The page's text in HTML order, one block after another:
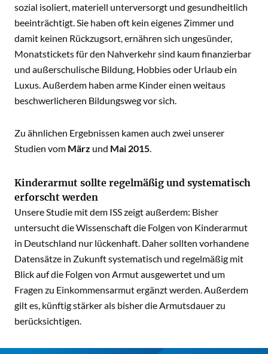
sozial isoliert, materiell unterversorgt und gesundheitlich
beeinträchtigt. Sie haben oft kein eigenes Zimmer und
damit keinen Rückzugsort, ernähren sich ungesünder,
Monatstickets für den Nahverkehr sind kaum finanzierbar
und außerschulische Bildung, Hobbies oder Urlaub ein
Luxus. Außerdem haben arme Kinder einen weitaus
beschwerlicheren Bildungsweg vor sich.
Zu ähnlichen Ergebnissen kamen auch zwei unserer
Studien vom März und Mai 2015
Kinderarmut sollte regelmäßig und systematisch
erforscht werden
Unsere Studie mit dem ISS zeigt außerdem: Bisher
untersucht die Wissenschaft die Folgen von Kinderarmut
in Deutschland nur lückenhaft. Daher sollten vorhandene
Datensätze in Zukunft systematisch und regelmäßig mit
Blick auf die Folgen von Armut ausgewertet und um
Fragen zu Einkommensarmut ergänzt werden. Außerdem
gilt es, künftig stärker als bisher die Armutsdauer zu
berücksichtigen.